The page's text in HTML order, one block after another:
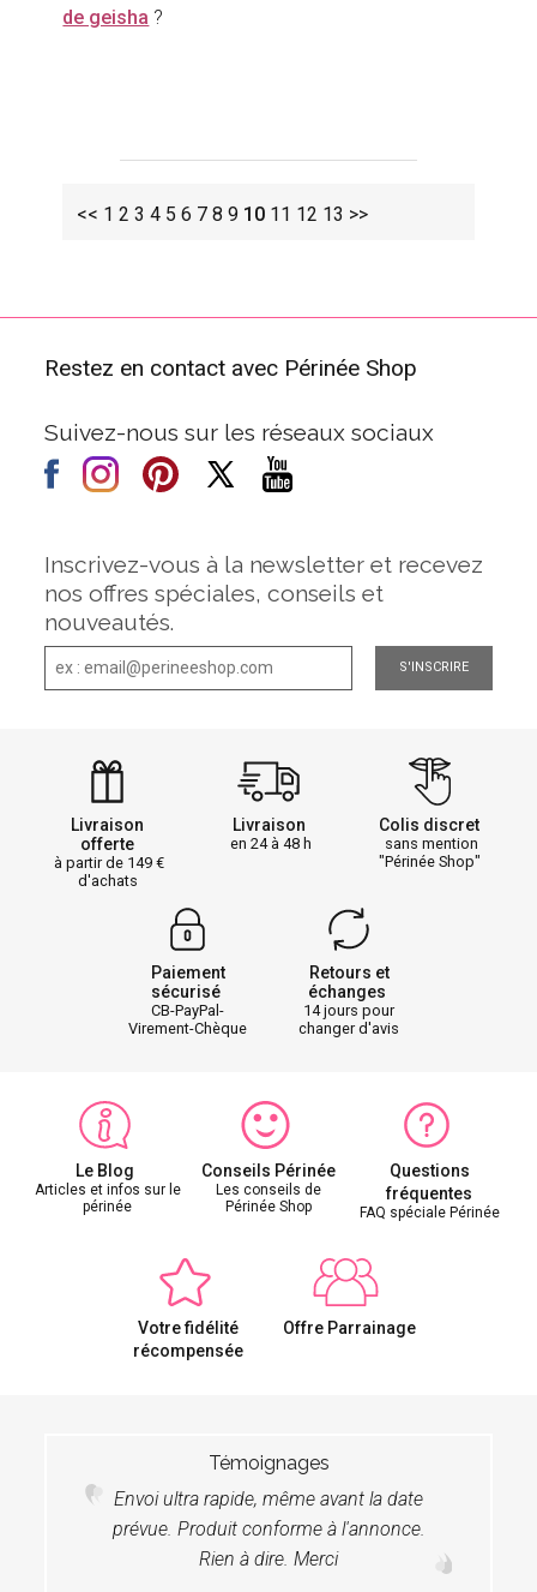
de geisha ?
<< 1 2 3 4 5 6 7 8 9 10 11 12 13 >>
Restez en contact avec Périnée Shop
Suivez-nous sur les réseaux sociaux
Inscrivez-vous à la newsletter et recevez
nos offres spéciales, conseils et
nouveautés.
S'INSCRIRE
Livraison
offerte
à partir de 149
d'achats
Livraison
en 24 à 48 h
Colis discret
sans mention
"Périnée Shop"
Paiement
sécurisé
CB-PayPal-
Virement-Chèque
Retours et
échanges
14 jours pour
changer d'avis
Le Blog
Articles et infos sur le
périnée
Conseils Périnée
Les conseils de
Périnée Shop
Questions
fréquentes
FAQ spéciale Périnée
Votre fidélité
récompensée
Offre Parrainage
Témoignages
Envoi ultra rapide, même avant la date
prévue. Produit conforme à l'annonce.
Rien à dire. Merci